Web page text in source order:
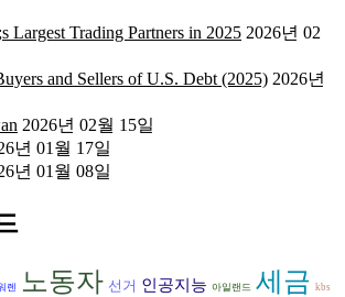
Largest Trading Partners in 2025 2026년 02
and Sellers of U.S. Debt (2025) 2026년
2026년 02월 15일
년 01월 17일
년 01월 08일
렌 노동자 선거 인공지능 아일랜드 세금 kbs